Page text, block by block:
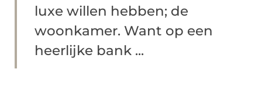
luxe willen hebben; de
woonkamer. Want op een
heerlijke bank ...